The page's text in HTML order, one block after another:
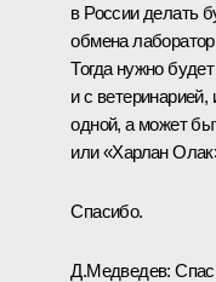
в России делать
обмена
Тогда нужно
и с ветеринарией,
одной, а может
или «Харлан
Спасибо.
Д.Медведев: